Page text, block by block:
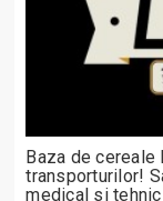
Baza de
transporturilor!
medical si tehnic